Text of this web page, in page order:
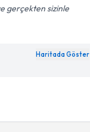
gerçekten sizinle
Haritada Göster